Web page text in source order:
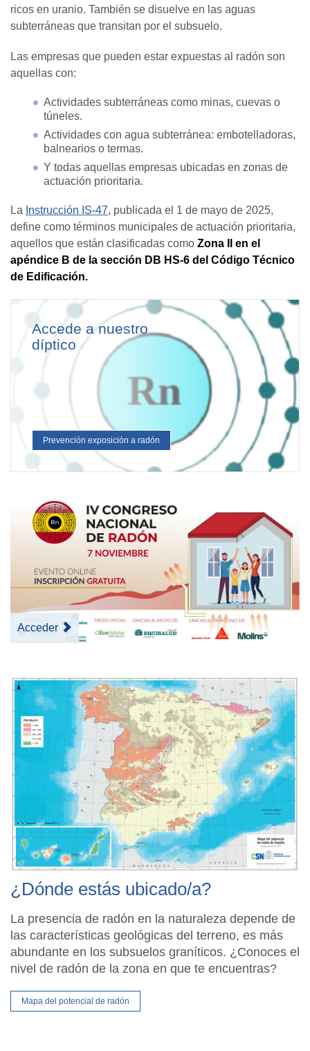
ricos en uranio. También se disuelve en las aguas
subterráneas que transitan por el subsuelo.
Las empresas que pueden estar expuestas al radón son
aquellas con:
Actividades subterráneas como minas, cuevas o
túneles.
Actividades con agua subterránea: embotelladoras,
balnearios o termas.
Y todas aquellas empresas ubicadas en zonas de
actuación prioritaria.
La Instrucción IS-47, publicada el 1 de mayo de 2025,
define como términos municipales de actuación prioritaria,
aquellos que están clasificadas como Zona II en el
apéndice B de la sección DB HS-6 del Código Técnico
de Edificación.
Accede a nuestro
díptico
Prevención exposición a radón
Acceder
¿Dónde estás ubicado/a?
La presencia de radón en la naturaleza depende de
las características geológicas del terreno, es más
abundante en los subsuelos graníticos. ¿Conoces el
nivel de radón de la zona en que te encuentras?
Mapa del potencial de radón